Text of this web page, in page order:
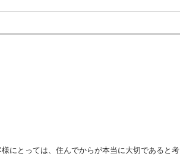
にとっては、住んでからが本当に大切であると考